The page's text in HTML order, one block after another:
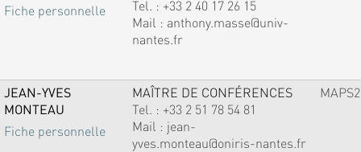
Fiche personnelle
Tel. : +33 2 40 17 26 15
Mail : anthony.masse@univ-
nantes.fr
JEAN-YVES
MONTEAU
Fiche personnelle
MAÎTRE DE CONFÉRENCES
Tel. : +33 2 51 78 54 81
Mail : jean-
yves.monteau@oniris-nantes.fr
MAPS2